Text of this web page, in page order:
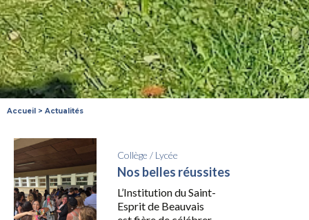
Accueil > Actualités
Collège / Lycée
Nos belles réussites
L’Institution du Saint-
Esprit de Beauvais